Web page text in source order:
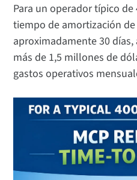
Para un operador típico de
tiempo de amortización de
aproximadamente 30
más de 1,5 millones de
gastos operativos